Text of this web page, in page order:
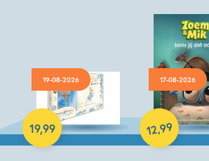
19-08-2026
19,99
Hardcover
17-08-2026
12,99
Hardcover